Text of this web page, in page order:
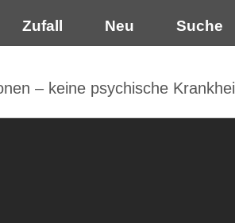
Zufall Neu Suche
– keine psychische